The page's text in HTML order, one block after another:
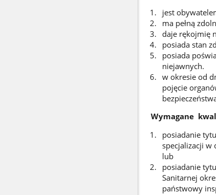
jest
ma pełną
daje rękojmię
posiada stan
posiada
niejawnych.
w okresie od
pojęcie
Wymagane
posiadanie
specjalizacji w
lub
posiadanie
Sanitarnej
państwowy